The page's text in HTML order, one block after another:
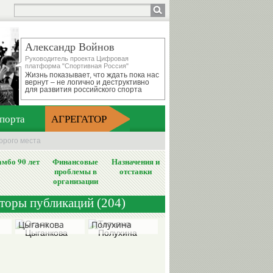
Александр Войнов
Руководитель проекта Цифровая
платформа "Спортивная Россия"
Жизнь показывает, что ждать пока нас
вернут – не логично и деструктивно
для развития российского спорта
АГРЕГАТОР
места
90 лет
Финансовые
проблемы в
организации
Назначения и
отставки
публикаций (204)
Ольга
Цыганкова
Татьяна
Полухина